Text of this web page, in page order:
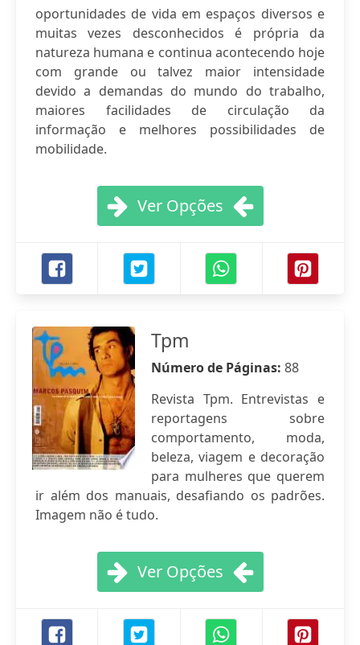
oportunidades de vida em espaços diversos e
muitas vezes desconhecidos é própria da
natureza humana e continua acontecendo hoje
com grande ou talvez maior intensidade
devido a demandas do mundo do trabalho,
maiores facilidades de circulação da
informação e melhores possibilidades de
mobilidade.
Ver Opções
Tpm
Número de Páginas: 88
Revista Tpm. Entrevistas e
reportagens sobre
comportamento, moda,
beleza, viagem e decoração
para mulheres que querem
ir além dos manuais, desafiando os padrões.
Imagem não é tudo.
Ver Opções